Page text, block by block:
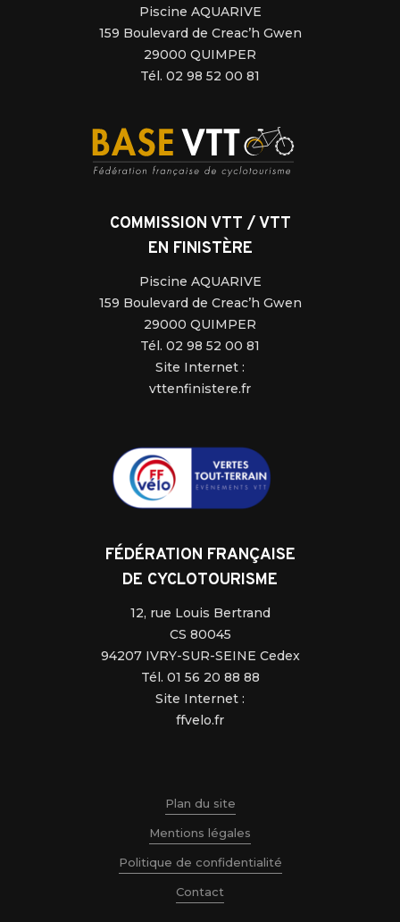
Piscine AQUARIVE
159 Boulevard de Creac’h Gwen
29000 QUIMPER
Tél. 02 98 52 00 81
COMMISSION VTT / VTT
EN FINISTÈRE
Piscine AQUARIVE
159 Boulevard de Creac’h Gwen
29000 QUIMPER
Tél. 02 98 52 00 81
Site Internet :
vttenfinistere.fr
FÉDÉRATION FRANÇAISE
DE CYCLOTOURISME
12, rue Louis Bertrand
CS 80045
94207 IVRY-SUR-SEINE Cedex
Tél. 01 56 20 88 88
Site Internet :
ffvelo.fr
Plan du site
Mentions légales
Politique de confidentialité
Contact